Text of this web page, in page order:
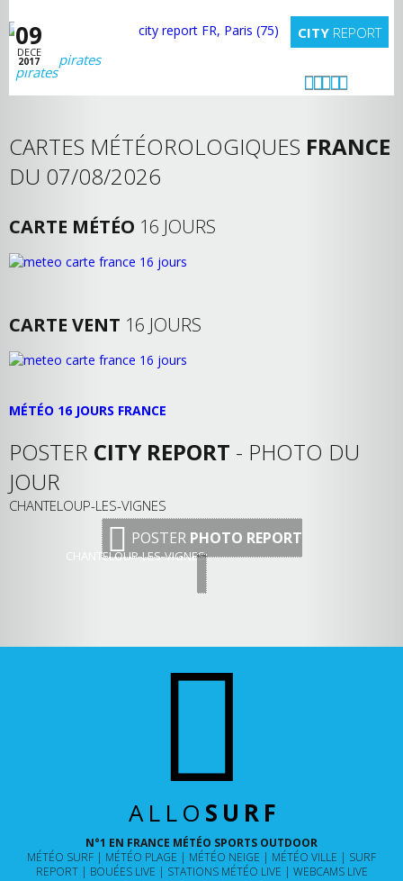
09
DECE
2017
CITY REPORT
pirates
CARTES MÉTÉOROLOGIQUES FRANCE
DU 07/08/2026
CARTE MÉTÉO 16 JOURS
CARTE VENT 16 JOURS
MÉTÉO 16 JOURS FRANCE
POSTER CITY REPORT - PHOTO DU
JOUR
CHANTELOUP-LES-VIGNES
POSTER PHOTO REPORT
CHANTELOUP-LES-VIGNES
ALLO SURF
N°1 EN FRANCE MÉTÉO SPORTS OUTDOOR
MÉTÉO SURF
MÉTÉO PLAGE MÉTÉO NEIGE MÉTÉO VILLE
SURF
REPORT
BOUÉES LIVE STATIONS MÉTÉO LIVE WEBCAMS LIVE